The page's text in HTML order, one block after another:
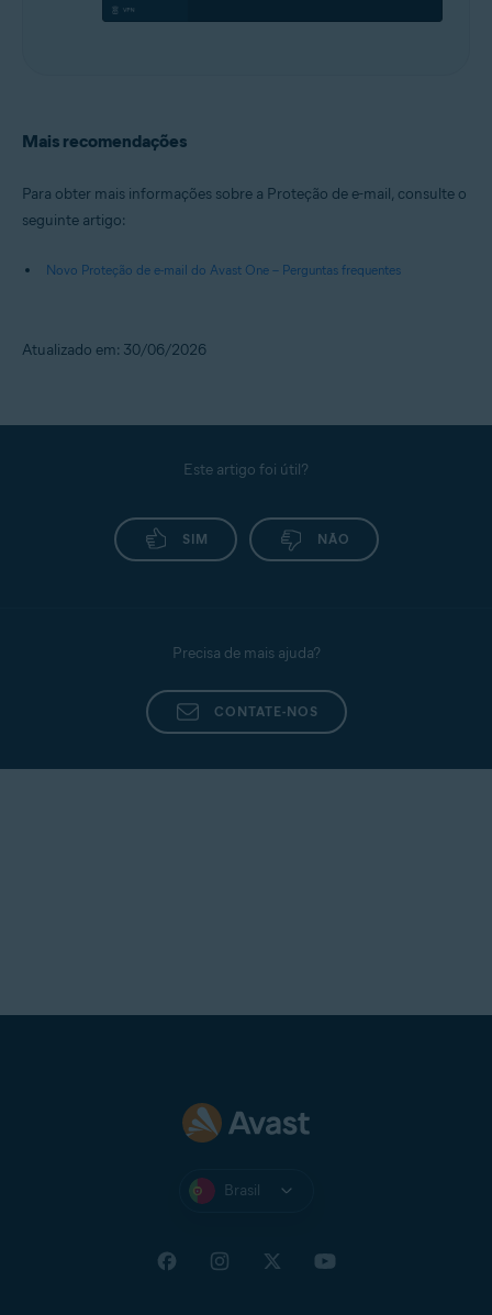
Mais recomendações
Para obter mais informações sobre a Proteção de e-mail, consulte o
seguinte artigo:
Novo Proteção de e-mail do Avast One – Perguntas frequentes
Atualizado em: 30/06/2026
Este artigo foi útil?
SIM NÃO
Precisa de mais ajuda?
CONTATE-NOS
Brasil